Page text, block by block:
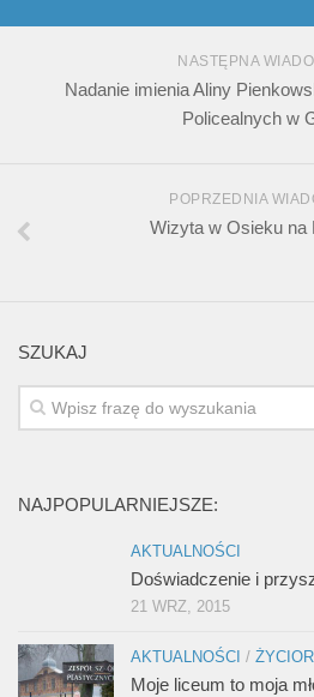
NASTĘPNA
Nadanie imienia Aliny
Policealnych w
POPRZEDNIA
Wizyta w Osieku na
SZUKAJ
NAJPOPULARNIEJSZE:
AKTUALNOŚCI
Doświadczenie i
21 WRZ, 2015
AKTUALNOŚCI /
Moje liceum to moja